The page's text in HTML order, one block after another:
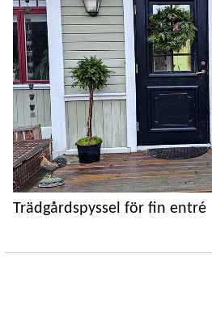
Trädgårdspyssel för fin entré